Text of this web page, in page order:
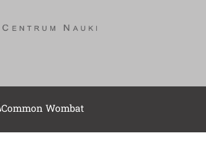
Common Wombat